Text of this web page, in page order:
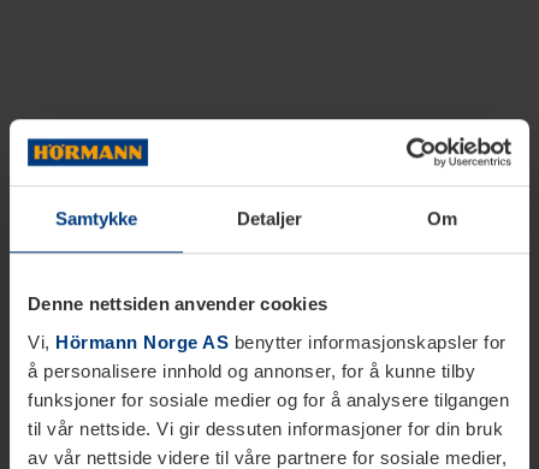
Samtykke Detaljer Om
Denne nettsiden anvender cookies
Vi, Hörmann Norge AS benytter informasjonskapsler for
å personalisere innhold og annonser, for å kunne tilby
funksjoner for sosiale medier og for å analysere tilgangen
til vår nettside. Vi gir dessuten informasjoner for din bruk
av vår nettside videre til våre partnere for sosiale medier,